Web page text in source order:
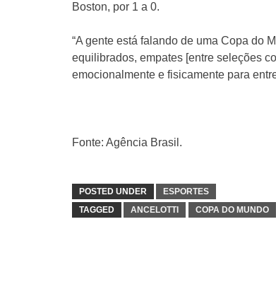
Boston, por 1 a 0.
“A gente está falando de uma Copa do
equilibrados, empates [entre seleções
emocionalmente e fisicamente para
Fonte: Agência Brasil.
POSTED UNDER
ESPORTES
TAGGED
ANCELOTTI COPA DO MUNDO